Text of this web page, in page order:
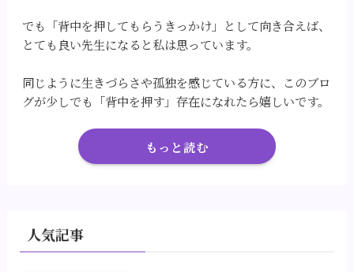
でも「背中を押してもらうきっかけ」として向き合えば、
とても良い先生になると私は思っています。
同じように生きづらさや孤独を感じている方に、このブロ
グが少しでも「背中を押す」存在になれたら嬉しいです。
もっと読む
人気記事